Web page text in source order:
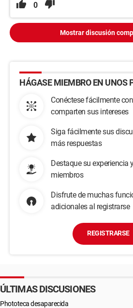
0
Mostrar discusión
HÁGASE MIEMBRO EN UNOS
Conéctese fácilmente
comparten sus intereses
Siga fácilmente sus
más respuestas
Destaque su experiencia
miembros
Disfrute de muchas
adicionales al registrarse
REGISTRARSE
ÚLTIMAS DISCUSIONES
Phototeca desaparecida